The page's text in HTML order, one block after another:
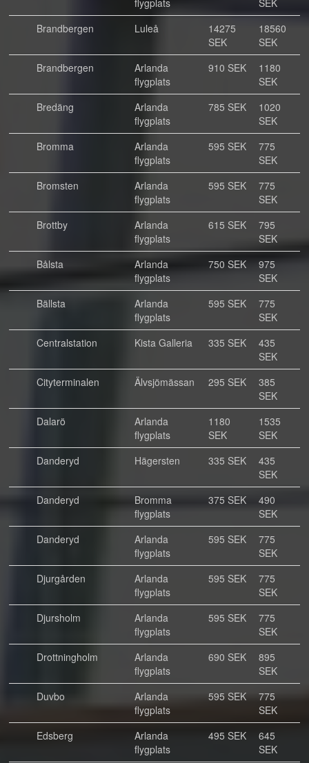
flygplats
SEK
Brandbergen
Luleå
14275
SEK
18560
SEK
Brandbergen
Arlanda
flygplats
910 SEK
1180
SEK
Bredäng
Arlanda
flygplats
785 SEK
1020
SEK
Bromma
Arlanda
flygplats
595 SEK
775
SEK
Bromsten
Arlanda
flygplats
595 SEK
775
SEK
Brottby
Arlanda
flygplats
615 SEK
795
SEK
Bålsta
Arlanda
flygplats
750 SEK
975
SEK
Bällsta
Arlanda
flygplats
595 SEK
775
SEK
Centralstation
Kista Galleria 335 SEK
435
SEK
Cityterminalen
Älvsjömässan 295 SEK
385
SEK
Dalarö
Arlanda
flygplats
1180
SEK
1535
SEK
Danderyd
Hägersten 335 SEK
435
SEK
Danderyd
Bromma
flygplats
375 SEK
490
SEK
Danderyd
Arlanda
flygplats
595 SEK
775
SEK
Djurgården
Arlanda
flygplats
595 SEK
775
SEK
Djursholm
Arlanda
flygplats
595 SEK
775
SEK
Drottningholm
Arlanda
flygplats
690 SEK
895
SEK
Duvbo
Arlanda
flygplats
595 SEK
775
SEK
Edsberg
Arlanda
flygplats
495 SEK
645
SEK